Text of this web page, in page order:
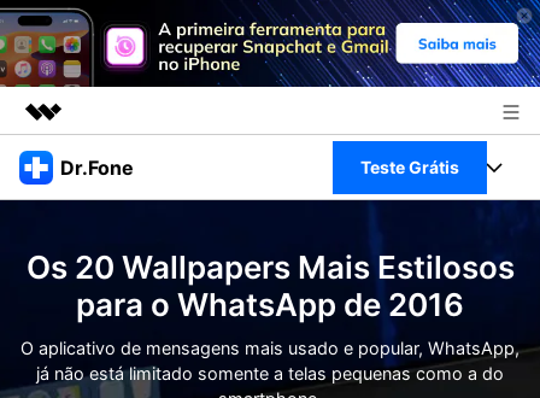
Produtos em destaque
Visão geral
Soluções
Sobre nós
Sala de imprensa
Dr.Fone Teste Grátis
Veja Toolkit Completo >
Productos
Para PC
Guia & Suporte
Os 20 Wallpapers Mais Estilosos
para o WhatsApp de 2016
O aplicativo de mensagens mais usado e popular, WhatsApp,
já não está limitado somente a telas pequenas como a do